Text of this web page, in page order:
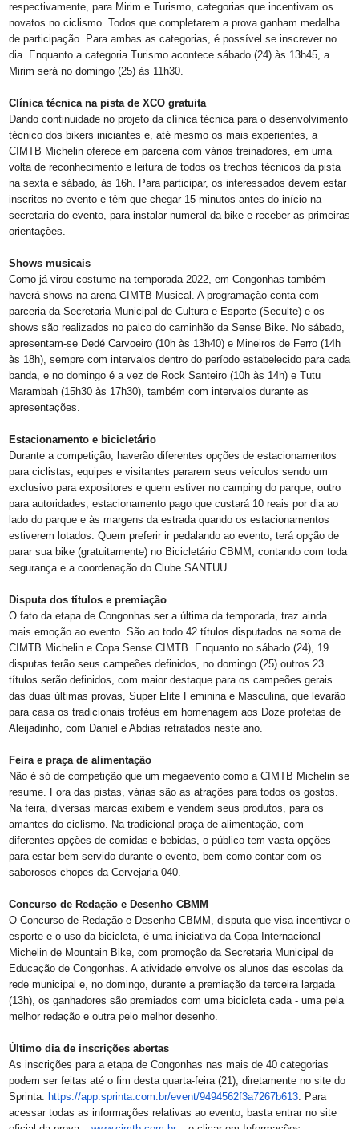
respectivamente, para Mirim e Turismo, categorias que incentivam os
novatos no ciclismo. Todos que completarem a prova ganham medalha
de participação. Para ambas as categorias, é possível se inscrever no
dia. Enquanto a categoria Turismo acontece sábado (24) às 13h45, a
Mirim será no domingo (25) às 11h30.
Clínica técnica na pista de XCO gratuita
Dando continuidade no projeto da clínica técnica para o desenvolvimento
técnico dos bikers iniciantes e, até mesmo os mais experientes, a
CIMTB Michelin oferece em parceria com vários treinadores, em uma
volta de reconhecimento e leitura de todos os trechos técnicos da pista
na sexta e sábado, às 16h. Para participar, os interessados devem estar
inscritos no evento e têm que chegar 15 minutos antes do início na
secretaria do evento, para instalar numeral da bike e receber as primeiras
orientações.
Shows musicais
Como já virou costume na temporada 2022, em Congonhas também
haverá shows na arena CIMTB Musical. A programação conta com
parceria da Secretaria Municipal de Cultura e Esporte (Seculte) e os
shows são realizados no palco do caminhão da Sense Bike. No sábado,
apresentam-se Dedé Carvoeiro (10h às 13h40) e Mineiros de Ferro (14h
às 18h), sempre com intervalos dentro do período estabelecido para cada
banda, e no domingo é a vez de Rock Santeiro (10h às 14h) e Tutu
Marambah (15h30 às 17h30), também com intervalos durante as
apresentações.
Estacionamento e bicicletário
Durante a competição, haverão diferentes opções de estacionamentos
para ciclistas, equipes e visitantes pararem seus veículos sendo um
exclusivo para expositores e quem estiver no camping do parque, outro
para autoridades, estacionamento pago que custará 10 reais por dia ao
lado do parque e às margens da estrada quando os estacionamentos
estiverem lotados. Quem preferir ir pedalando ao evento, terá opção de
parar sua bike (gratuitamente) no Bicicletário CBMM, contando com toda
segurança e a coordenação do Clube SANTUU.
Disputa dos títulos e premiação
O fato da etapa de Congonhas ser a última da temporada, traz ainda
mais emoção ao evento. São ao todo 42 títulos disputados na soma de
CIMTB Michelin e Copa Sense CIMTB. Enquanto no sábado (24), 19
disputas terão seus campeões definidos, no domingo (25) outros 23
títulos serão definidos, com maior destaque para os campeões gerais
das duas últimas provas, Super Elite Feminina e Masculina, que levarão
para casa os tradicionais troféus em homenagem aos Doze profetas de
Aleijadinho, com Daniel e Abdias retratados neste ano.
Feira e praça de alimentação
Não é só de competição que um megaevento como a CIMTB Michelin se
resume. Fora das pistas, várias são as atrações para todos os gostos.
Na feira, diversas marcas exibem e vendem seus produtos, para os
amantes do ciclismo. Na tradicional praça de alimentação, com
diferentes opções de comidas e bebidas, o público tem vasta opções
para estar bem servido durante o evento, bem como contar com os
saborosos chopes da Cervejaria 040.
Concurso de Redação e Desenho CBMM
O Concurso de Redação e Desenho CBMM, disputa que visa incentivar o
esporte e o uso da bicicleta, é uma iniciativa da Copa Internacional
Michelin de Mountain Bike, com promoção da Secretaria Municipal de
Educação de Congonhas. A atividade envolve os alunos das escolas da
rede municipal e, no domingo, durante a premiação da terceira largada
(13h), os ganhadores são premiados com uma bicicleta cada - uma pela
melhor redação e outra pelo melhor desenho.
Último dia de inscrições abertas
As inscrições para a etapa de Congonhas nas mais de 40 categorias
podem ser feitas até o fim desta quarta-feira (21), diretamente no site do
Sprinta: https://app.sprinta.com.br/event/9494562f3a7267b613. Para
acessar todas as informações relativas ao evento, basta entrar no site